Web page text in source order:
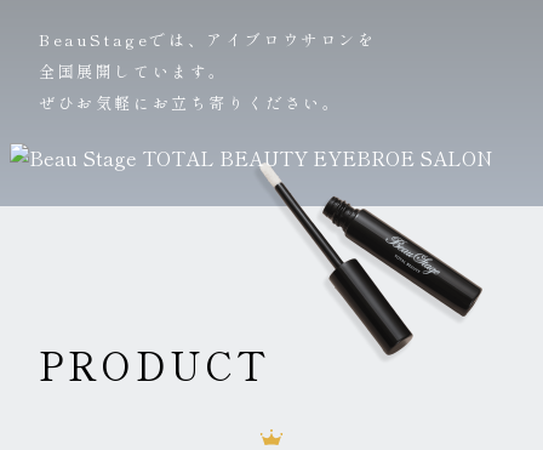
BeauStageでは、アイブロウサロンを
全国展開しています。
ぜひお気軽にお立ち寄りください。
PRODUCT